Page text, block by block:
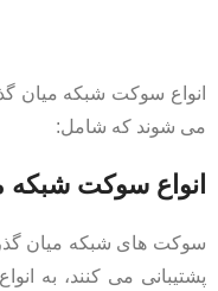
انواع سوکت شبکه میان
می شوند که شامل:
انواع سوکت شبکه
سوکت ‌های شبکه میان‌
پشتیبانی می‌ کنند، به